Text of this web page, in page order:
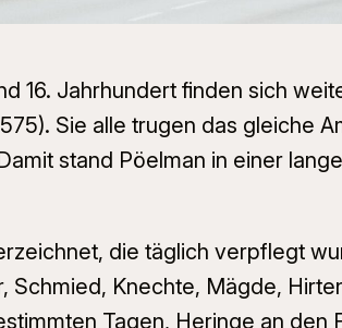
16. Jahrhundert finden sich
Sie alle trugen das gleiche
stand Pöelman in einer
die täglich verpflegt
Knechte, Mägde,
Tagen, Heringe an den